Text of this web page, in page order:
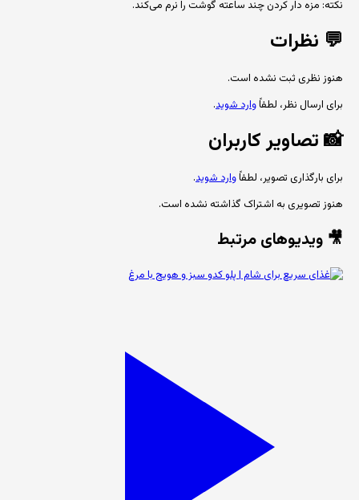
نکته: مزه دار کردن چند ساعته گوشت را نرم می‌کند.
💬 نظرات
هنوز نظری ثبت نشده است.
برای ارسال نظر، لطفاًوارد شوید.
📸تصاویر کاربران
برای بارگذاری تصویر، لطفاًوارد شوید.
هنوز تصویری به اشتراک گذاشته نشده است.
🎥 ویدیوهای مرتبط